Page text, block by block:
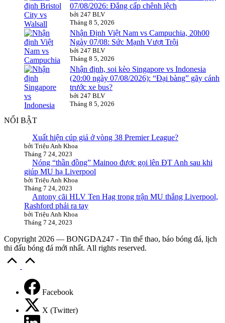
07/08/2026: Đẳng cấp chênh lệch
bởi 247 BLV
Tháng 8 5, 2026
Nhận Định Việt Nam vs Campuchia, 20h00
Ngày 07/08: Sức Mạnh Vượt Trội
bởi 247 BLV
Tháng 8 5, 2026
Nhận định, soi kèo Singapore vs Indonesia
(20:00 ngày 07/08/2026): “Đại bàng” gãy cánh
trước xe bus?
bởi 247 BLV
Tháng 8 5, 2026
NỔI BẬT
Xuất hiện cúp giả ở vòng 38 Premier League?
bởi Triệu Anh Khoa
Tháng 7 24, 2023
Nóng “thần đồng” Mainoo được gọi lên ĐT Anh sau khi
giúp MU hạ Liverpool
bởi Triệu Anh Khoa
Tháng 7 24, 2023
Antony cãi HLV Ten Hag trong trận MU thắng Liverpool,
Rashford phải ra tay
bởi Triệu Anh Khoa
Tháng 7 24, 2023
Copyright 2026 — BONGDA247 - Tin thể thao, báo bóng đá, lịch
thi đấu bóng đá mới nhất. All rights reserved.
Facebook
X (Twitter)